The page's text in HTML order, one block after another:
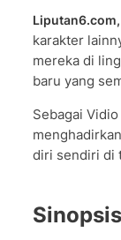
karakter
mereka di
baru yang
Sebagai
diri sendiri di